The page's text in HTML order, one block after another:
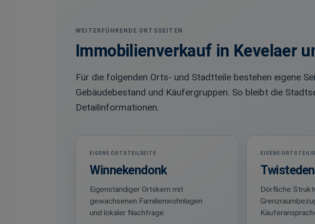
WEITERFÜHRENDE ORTSSEITEN
Immobilienverkauf in Kevelaer
Für die folgenden Orts- und Stadtteile bestehen eigene
Gebäudebestand und Käufergruppen. So bleibt die
Detailinformationen.
EIGENE ORTSTEILSEITE
Winnekendonk
Eigenständiger Ortskern mit
gewachsenen Familienwohnlagen
und lokaler Nachfrage.
EIGENE
Twisteden
Dörfliche